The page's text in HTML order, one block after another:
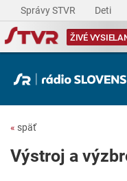
Správy STVR Deti
ŽIVÉ
« späť
Výstroj a